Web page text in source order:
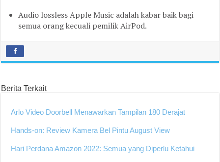
Audio lossless Apple Music adalah kabar baik bagi
semua orang kecuali pemilik AirPod.
Berita Terkait
Arlo Video Doorbell Menawarkan Tampilan 180 Derajat
Hands-on: Review Kamera Bel Pintu August View
Hari Perdana Amazon 2022: Semua yang Diperlu Ketahui